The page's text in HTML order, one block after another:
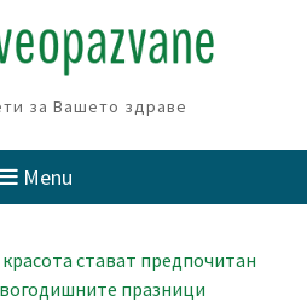
за Вашето здраве
Menu
стават предпочитан
празници